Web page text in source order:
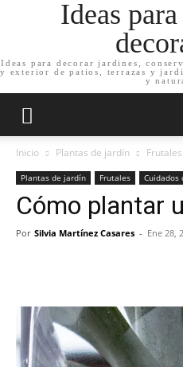
Ideas
Ideas para decorar jardines,
y exterior de patios, terrazas y
y
Inicio Plantas de jardín Frutales
Plantas de jardín Frutales Cuidados
Cómo plantar
Por Silvia Martínez Casares - Ene 28,